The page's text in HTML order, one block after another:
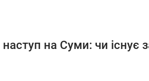
на Суми: чи існує